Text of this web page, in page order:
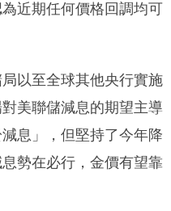
近期任何價格回調均可
以至全球其他央行實施
美聯儲減息的期望主導
息」，但堅持了今年降
勢在必行，金價有望靠